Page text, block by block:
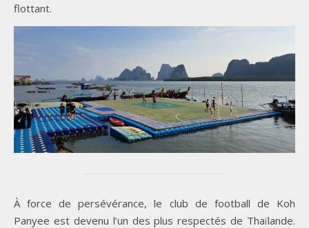
flottant.
À force de persévérance, le club de football de Koh
Panyee est devenu l’un des plus respectés de Thaïlande.